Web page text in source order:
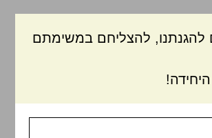
להגנתנו, להצליחם במשימתם